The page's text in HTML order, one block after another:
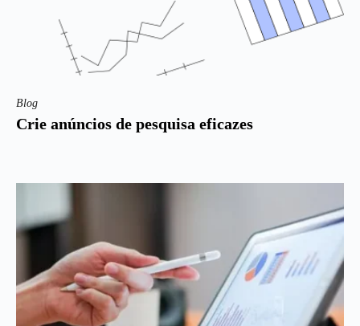
Blog
Crie anúncios de pesquisa eficazes